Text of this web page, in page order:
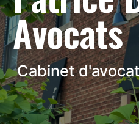
Avocats
Cabinet